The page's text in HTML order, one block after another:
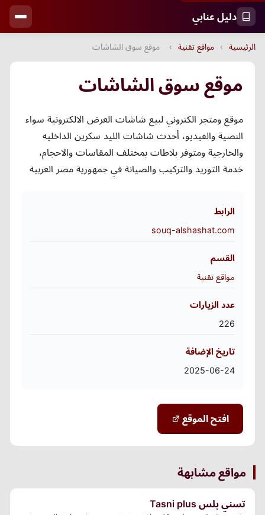
دليل عنابي
الرئيسية › مواقع تقنية › موقع سوق الشاشات
موقع سوق الشاشات
موقع ومتجر الكتروني لبيع شاشات العرض الالكترونية سواء
النصية والفيديو، أحدث شاشات الليد سكرين الداخليه
والخارجية ومتوفر بلاطات بمختلف المقاسات والاحجام،
خدمة التوريد والتركيب والصيانة في جمهورية مصر العربية
الرابط
souq-alshashat.com
القسم
مواقع تقنية
عدد الزيارات
226
تاريخ الإضافة
2025-06-24
افتح الموقع
مواقع مشابهة
تسني بلس Tasni plus